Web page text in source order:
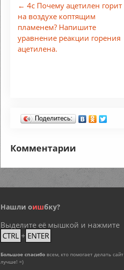
← 4с Почему ацетилен горит
на воздухе коптящим
пламенем? Напишите
уравнение реакции горения
ацетилена.
Поделитесь:
Комментарии
Нашли оишбку?
Выделите её мышкой и нажмите
CTRL + ENTER
Большое спасибо всем, кто помогает делать сайт
лучше! =)